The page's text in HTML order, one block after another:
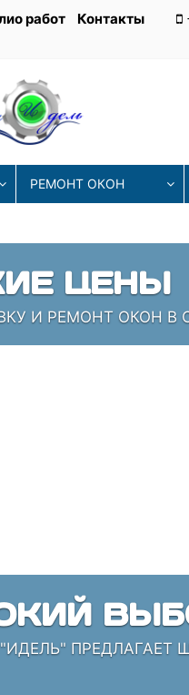
работ Контакты
РЕМОНТ ОКОН
ЦЕНЫ
И РЕМОНТ ОКОН В
ПРЕДЛАГАЕТ